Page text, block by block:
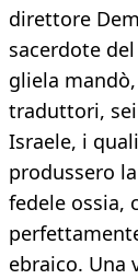
direttore
sacerdote
gliela
traduttori,
Israele, i
produssero
fedele ossia,
ebraico. Una